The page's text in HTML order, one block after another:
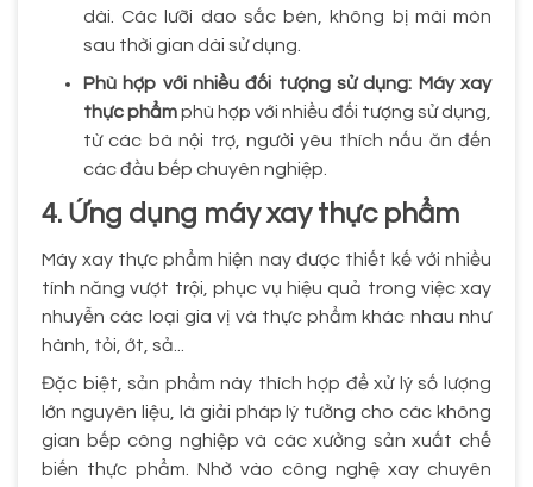
dài. Các lưỡi dao sắc bén, không bị mài mòn
sau thời gian dài sử dụng.
Phù hợp với nhiều đối tượng sử dụng: Máy xay
thực phẩmphù hợp với nhiều đối tượng sử dụng,
từ các bà nội trợ, người yêu thích nấu ăn đến
các đầu bếp chuyên nghiệp.
4. Ứng dụng máy xay thực phẩm
Máy xay thực phẩm hiện nay được thiết kế với nhiều
tính năng vượt trội, phục vụ hiệu quả trong việc xay
nhuyễn các loại gia vị và thực phẩm khác nhau như
hành, tỏi, ớt, sả...
Đặc biệt, sản phẩm này thích hợp để xử lý số lượng
lớn nguyên liệu, là giải pháp lý tưởng cho các không
gian bếp công nghiệp và các xưởng sản xuất chế
biến thực phẩm. Nhờ vào công nghệ xay chuyên